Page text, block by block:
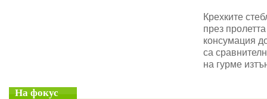
Крехките
през
консумация
са
на гурме
На фокус